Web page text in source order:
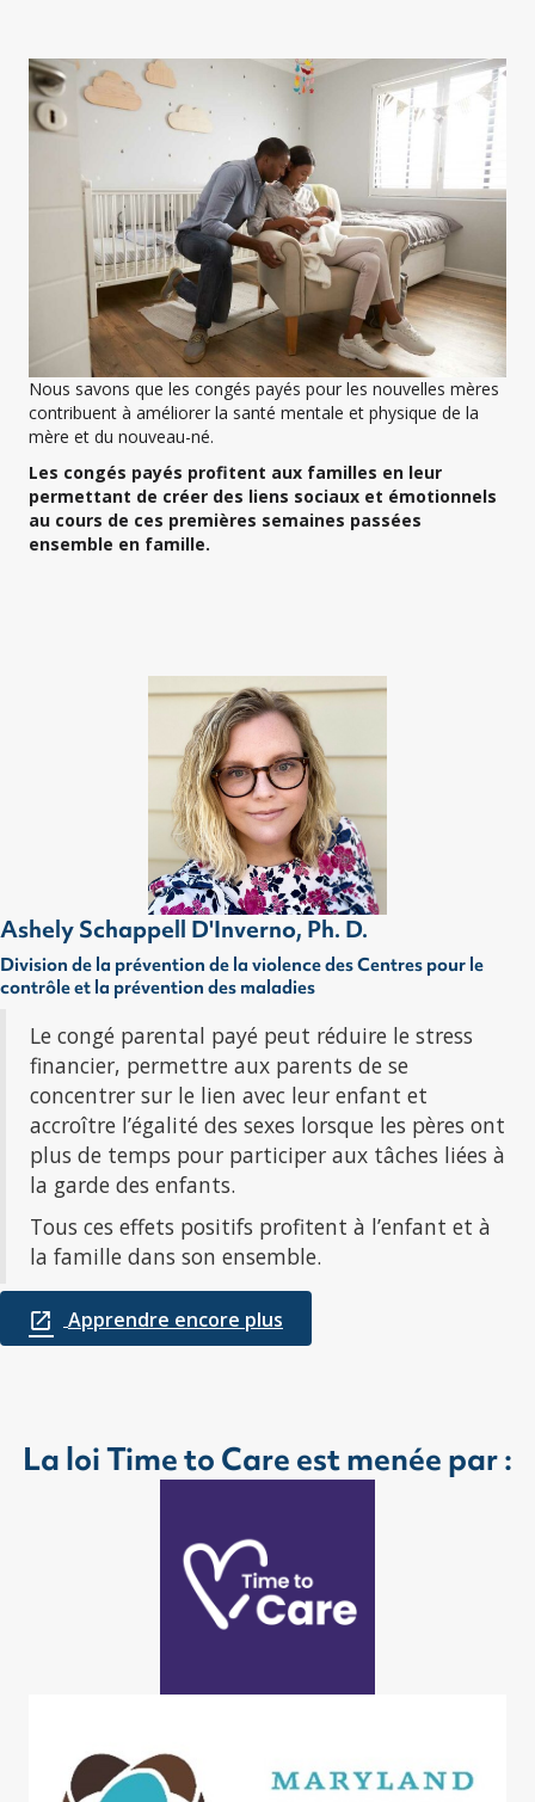
Nous savons que les congés payés pour les nouvelles mères
contribuent à améliorer la santé mentale et physique de la
mère et du nouveau-né.
Les congés payés profitent aux familles en leur
permettant de créer des liens sociaux et émotionnels
au cours de ces premières semaines passées
ensemble en famille.
Ashely Schappell D'Inverno, Ph. D.
Division de la prévention de la violence des Centres pour le
contrôle et la prévention des maladies
Le congé parental payé peut réduire le stress
financier, permettre aux parents de se
concentrer sur le lien avec leur enfant et
accroître l’égalité des sexes lorsque les pères ont
plus de temps pour participer aux tâches liées à
la garde des enfants.
Tous ces effets positifs profitent à l’enfant et à
la famille dans son ensemble.
Apprendre encore plus
La loi Time to Care est menée par :